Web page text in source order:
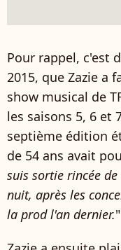
Pour rappel, c'est
2015, que Zazie a
show musical de
les saisons 5, 6 et
septième édition
de 54 ans avait
suis sortie rincée
nuit, après les
la prod l'an dernier."